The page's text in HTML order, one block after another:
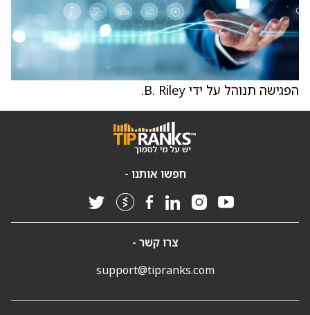
הפגישה תנוהל על ידי B. Riley.
חפשו אותנו -
צרו קשר -
support@tipranks.com